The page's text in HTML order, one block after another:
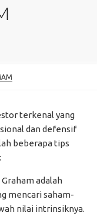
terkenal yang
dan defensif
beberapa tips
Graham adalah
mencari saham-
nilai intrinsiknya.